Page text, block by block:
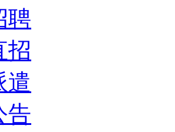
聘
招
遣
告